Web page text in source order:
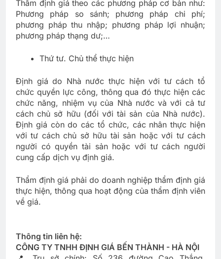
Thẩm định giá theo các phương pháp cơ bản như:
Phương pháp so sánh; phương pháp chi phí;
phương pháp thu nhập; phương pháp lợi nhuận;
phương pháp thạng dư;…
Thứ tư. Chủ thể thực hiện
Định giá do Nhà nước thực hiện với tư cách tổ
chức quyền lực công, thông qua đó thực hiện các
chức năng, nhiệm vụ của Nhà nước và với cả tư
cách chủ sở hữu (đối với tài sản của Nhà nước).
Định giá còn do các tổ chức, các nhân thực hiện
với tư cách chủ sở hữu tài sản hoặc với tư cách
người có quyền tài sản hoặc với tư cách người
cung cấp dịch vụ định giá.
Thẩm định giá phải do doanh nghiệp thẩm định giá
thực hiện, thông qua hoạt động của thẩm định viên
về giá.
Thông tin liên hệ:
CÔNG TY TNHH ĐỊNH GIÁ BẾN THÀNH - HÀ NỘI